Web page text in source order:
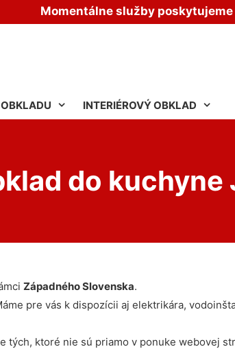
Momentálne služby
INTERIÉROVÝ OBKLAD
do kuchyne
Západného Slovenska.
pre vás k dispozícii aj elektrikára,
tých, ktoré nie sú priamo v ponuke webovej